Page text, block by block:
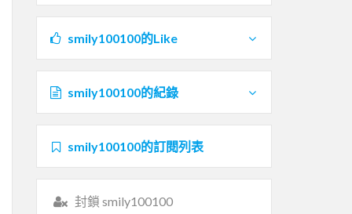
smily100100的Like
smily100100的紀錄
smily100100的訂閱列表
封鎖 smily100100